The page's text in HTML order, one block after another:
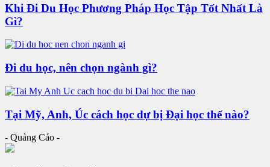
Khi Đi Du Học Phương Pháp Học Tập Tốt Nhất Là
Gì?
Đi du học, nên chọn ngành gì?
Tại Mỹ, Anh, Úc cách học dự bị Đại học thế nào?
- Quảng Cáo -